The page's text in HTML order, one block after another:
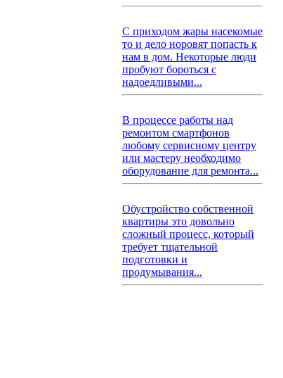
С приходом жары насекомые
то и дело норовят попасть к
нам в дом. Некоторые люди
пробуют бороться с
надоедливыми...
В процессе работы над
ремонтом смартфонов
любому сервисному центру
или мастеру необходимо
оборудование для ремонта...
Обустройство собственной
квартиры это довольно
сложный процесс, который
требует тщательной
подготовки и
продумывания...